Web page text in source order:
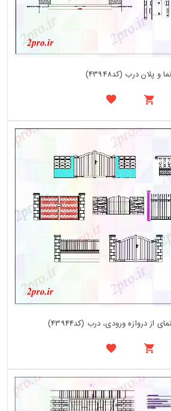
پلان درب (کد43948)
از دروازه ورودی، درب (کد43944)